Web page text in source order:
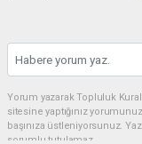
Yorum yazarak Topluluk
sitesine yaptığınız
başınıza üstleniyorsunuz.
sorumlu tutulamaz.